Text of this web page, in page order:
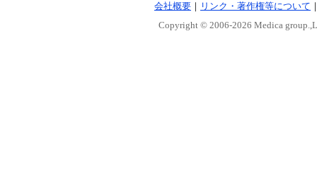
会社概要 ｜ リンク・著作権等について
Copyright © 2006-2026 Medica